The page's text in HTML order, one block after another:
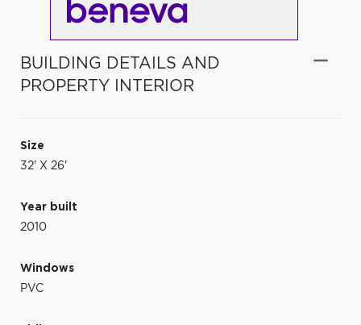
BUILDING DETAILS AND
PROPERTY INTERIOR
Size
32' X 26'
Year built
2010
Windows
PVC